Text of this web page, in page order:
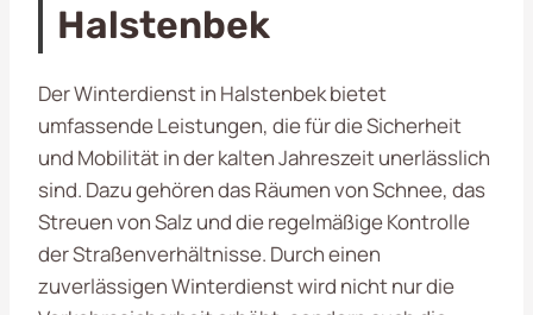
Halstenbek
Der Winterdienst in Halstenbek bietet
umfassende Leistungen, die für die Sicherheit
und Mobilität in der kalten Jahreszeit unerlässlich
sind. Dazu gehören das Räumen von Schnee, das
Streuen von Salz und die regelmäßige Kontrolle
der Straßenverhältnisse. Durch einen
zuverlässigen Winterdienst wird nicht nur die